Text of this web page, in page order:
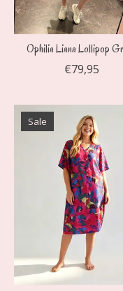
Ophilia Liana Lollipop
€79,95
Sale